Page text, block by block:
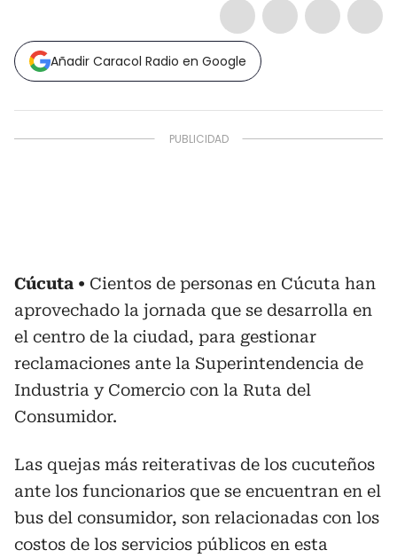
Añadir Caracol Radio en Google
Cúcuta
Cientos de personas en Cúcuta han
aprovechado la jornada que se desarrolla en
el centro de la ciudad, para gestionar
reclamaciones ante la Superintendencia de
Industria y Comercio con la Ruta del
Consumidor.
Las quejas más reiterativas de los cucuteños
ante los funcionarios que se encuentran en el
bus del consumidor, son relacionadas con los
costos de los servicios públicos en esta